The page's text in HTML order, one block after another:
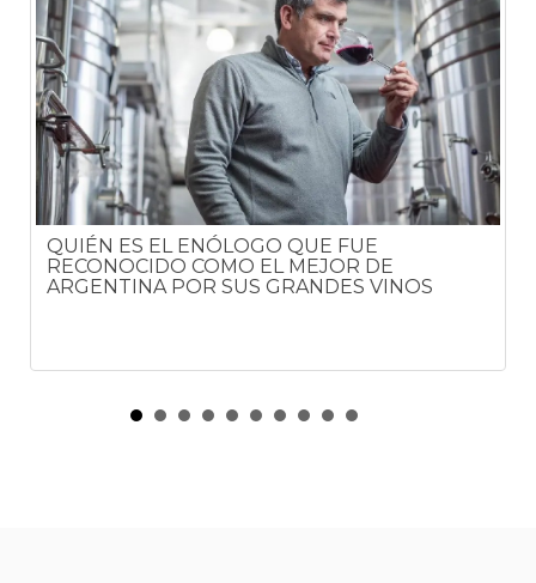
QUIÉN ES EL ENÓLOGO QUE FUE
RECONOCIDO COMO EL MEJOR DE
ARGENTINA POR SUS GRANDES VINOS